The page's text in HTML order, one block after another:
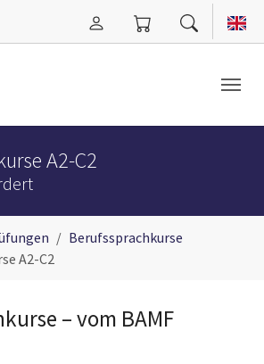
A2-C2
Berufssprachkurse
A2-C2
– vom BAMF